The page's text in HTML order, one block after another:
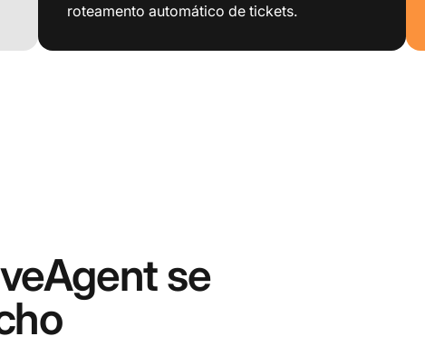
roteamento automático de tickets.
se